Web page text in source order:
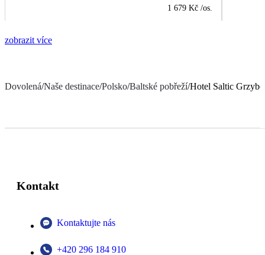
1 679 Kč /os.
zobrazit více
Dovolená/Naše destinace/Polsko/Baltské pobřeží/Hotel Saltic
Kontakt
Kontaktujte nás
+420 296 184 910